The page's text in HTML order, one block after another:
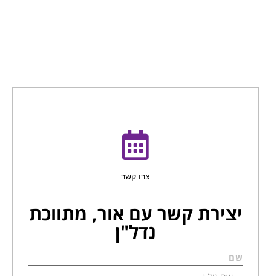
צרו קשר
יצירת קשר עם אור, מתווכת
נדל"ן
שם